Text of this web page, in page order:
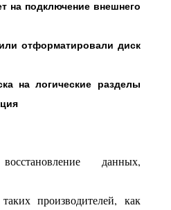
на подключение внешнего
отформатировали диск
на логические разделы
данных,
производителей, как